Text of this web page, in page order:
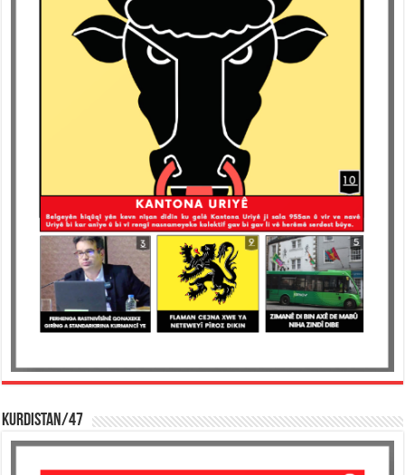
KURDISTAN/47